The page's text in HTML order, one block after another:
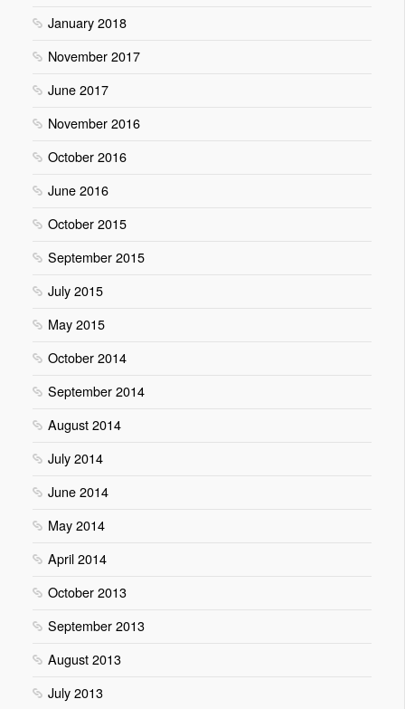
January 2018
November 2017
June 2017
November 2016
October 2016
June 2016
October 2015
September 2015
July 2015
May 2015
October 2014
September 2014
August 2014
July 2014
June 2014
May 2014
April 2014
October 2013
September 2013
August 2013
July 2013